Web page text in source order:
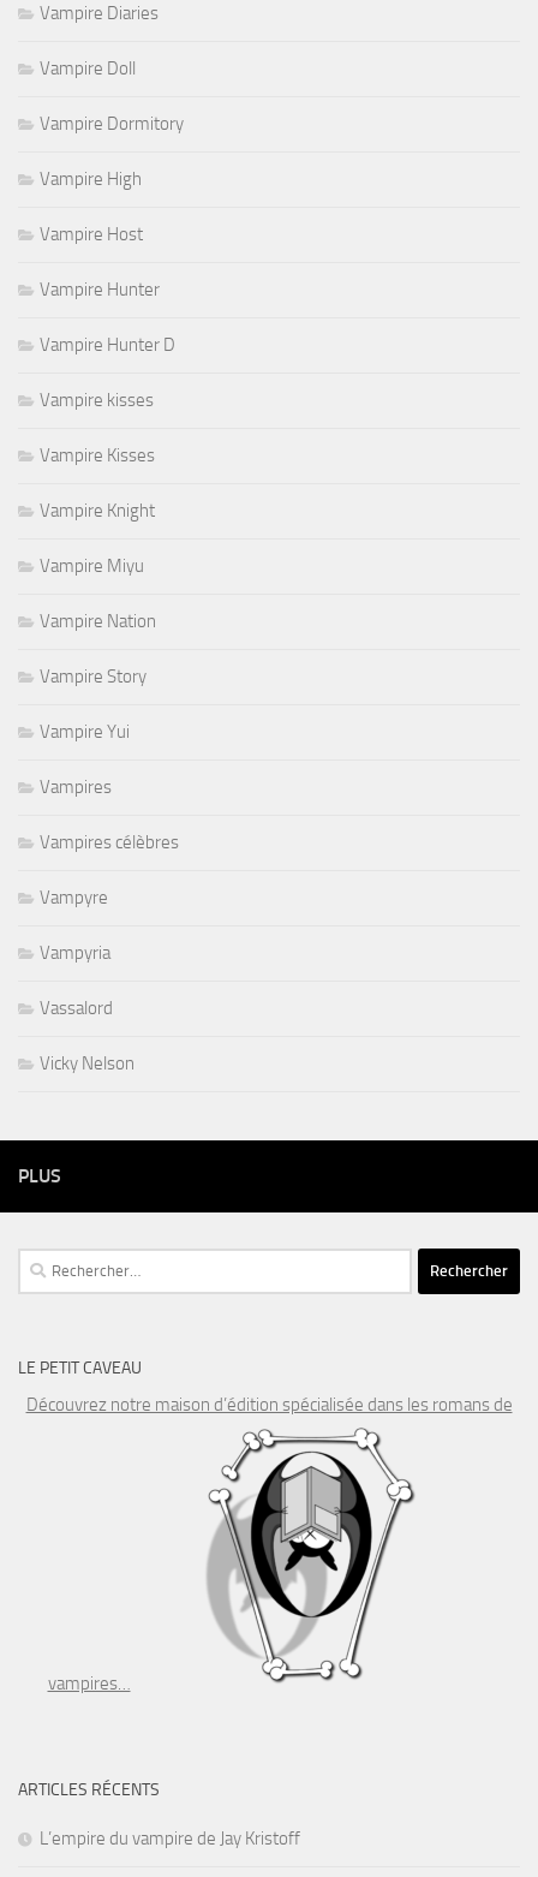
Vampire Diaries
Vampire Doll
Vampire Dormitory
Vampire High
Vampire Host
Vampire Hunter
Vampire Hunter D
Vampire kisses
Vampire Kisses
Vampire Knight
Vampire Miyu
Vampire Nation
Vampire Story
Vampire Yui
Vampires
Vampires célèbres
Vampyre
Vampyria
Vassalord
Vicky Nelson
PLUS
Rechercher :
LE PETIT CAVEAU
Découvrez notre maison d’édition spécialisée dans les romans de
vampires…
ARTICLES RÉCENTS
L’empire du vampire de Jay Kristoff